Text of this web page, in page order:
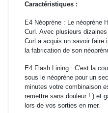
Caractéristiques :
E4 Néoprène : Le néoprène
Curl. Avec plusieurs
Curl a acquis un savoir faire
la fabrication de son
E4 Flash Lining : C'est la
sous le néoprène pour un
minutes votre combinaison
remettre sans douleur ! ) et
lors de vos sorties en mer.